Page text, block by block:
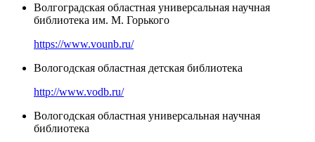
Волгоградская областная универсальная научная
библиотека им. М. Горького
https://www.vounb.ru/
Вологодская областная детская библиотека
http://www.vodb.ru/
Вологодская областная универсальная научная
библиотека